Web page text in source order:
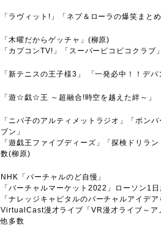
「ラヴィット!」「ネプ＆ローラの爆笑まと
「木曜だからゲッチャ」(柳原)
「カプコンTV!」「スーパーピコピコクラブ
「新テニスの王子様3」 「一発必中！！デパ
「遊☆戯☆王 ～超融合!時空を越えた絆～」
「ニパ子のアルティメットラジオ」「ボン
ブン」
「遊戯王ファイブディーズ」「探検ドリラ
数(柳原)
NHK「バーチャルのど自慢」
「バーチャルマーケット2022」ローソン1
「ナレッジキャピタルのバーチャルアイデ
VirtualCast漫才ライブ「VR漫才ライブ～
他多数